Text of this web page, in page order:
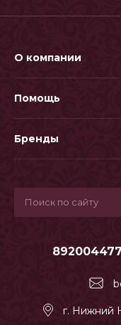
О компании
Помощь
Бренды
г. Нижний